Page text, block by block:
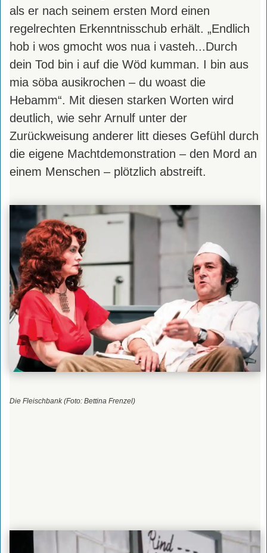
als er nach seinem ersten Mord einen
regelrechten Erkenntnisschub erhält. „Endlich
hob i wos gmocht wos nua i vasteh...Durch
dein Tod bin i auf die Wöd kumman. I bin aus
mia söba ausikrochen – du woast die
Hebamm“. Mit diesen starken Worten wird
deutlich, wie sehr Arnulf unter der
Zurückweisung anderer litt dieses Gefühl durch
die eigene Machtdemonstration – den Mord an
einem Menschen – plötzlich abstreift.
Die Fleischbank (Foto: Bettina Frenzel)